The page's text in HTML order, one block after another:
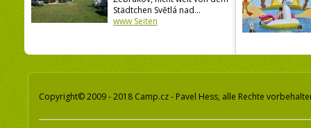
Städtchen Světlá nad...
www Seiten
Copyright© 2009 - 2018 Camp.cz - Pavel Hess, alle Rechte